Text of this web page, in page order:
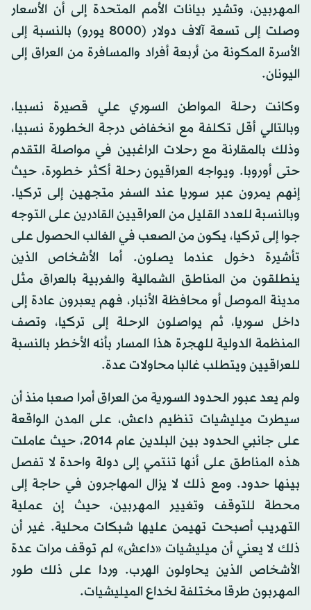
المهربين، وتشير بيانات الأمم المتحدة إلى أن الأسعار
وصلت إلى تسعة آلاف دولار (8000 يورو) بالنسبة إلى
الأسرة المكونة من أربعة أفراد والمسافرة من العراق إلى
اليونان.
وكانت رحلة المواطن السوري علي قصيرة نسبيا،
وبالتالي أقل تكلفة مع انخفاض درجة الخطورة نسبيا،
وذلك بالمقارنة مع رحلات الراغبين في مواصلة التقدم
حتى أوروبا. ويواجه العراقيون رحلة أكثر خطورة، حيث
إنهم يمرون عبر سوريا عند السفر متجهين إلى تركيا.
وبالنسبة للعدد القليل من العراقيين القادرين على التوجه
جوا إلى تركيا، يكون من الصعب في الغالب الحصول على
تأشيرة دخول عندما يصلون. أما الأشخاص الذين
ينطلقون من المناطق الشمالية والغربية بالعراق مثل
مدينة الموصل أو محافظة الأنبار، فهم يعبرون عادة إلى
داخل سوريا، ثم يواصلون الرحلة إلى تركيا، وتصف
المنظمة الدولية للهجرة هذا المسار بأنه الأخطر بالنسبة
للعراقيين ويتطلب غالبا محاولات عدة.
ولم يعد عبور الحدود السورية من العراق أمرا صعبا منذ أن
سيطرت ميليشيات تنظيم داعش، على المدن الواقعة
على جانبي الحدود بين البلدين عام 2014، حيث عاملت
هذه المناطق على أنها تنتمي إلى دولة واحدة لا تفصل
بينها حدود. ومع ذلك لا يزال المهاجرون في حاجة إلى
محطة للتوقف وتغيير المهربين، حيث إن عملية
التهريب أصبحت تهيمن عليها شبكات محلية. غير أن
ذلك لا يعني أن ميليشيات «داعش» لم توقف مرات عدة
الأشخاص الذين يحاولون الهرب. وردا على ذلك طور
المهربون طرقا مختلفة لخداع الميليشيات.